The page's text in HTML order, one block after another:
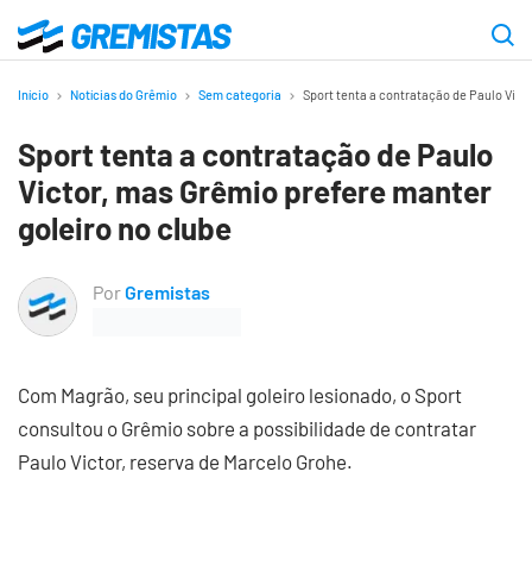
para
principal
Gremistas
Início Notícias do Grêmio Sem categoria Sport tenta a contratação de Paulo
Sport tenta a contratação de Paulo
Victor, mas Grêmio prefere manter
goleiro no clube
PorGremistas
Com Magrão, seu principal goleiro lesionado, o Sport
consultou o Grêmio sobre a possibilidade de contratar
Paulo Victor, reserva de Marcelo Grohe.